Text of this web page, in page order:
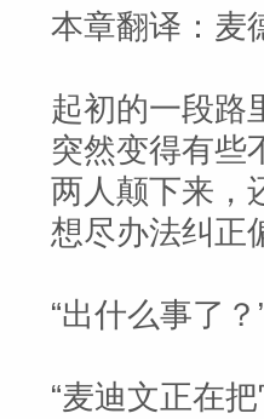
本章翻译：麦
起初的一段路
突然变得有些
两人颠下来，
想尽办法纠正
“出什么事了
“麦迪文正在